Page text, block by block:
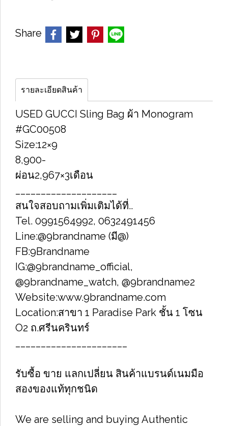
Share
รายละเอียดสินค้า
U​S​E​D​ GUCCI Sling Bag​ ผ้า Monogram
#GC00508
Size​:12×9
8,900-
ผ่อน2,967×3เดือน
สนใจสอบถามเพิ่มเติมได้ที่..
Tel. 0991564992, 0632491456
Line:@9brandname (มี@)
FB:9Brandname
IG:@9brandname_official,
@9brandname_watch, @9brandname2
Website:www.9brandname.com
Location:สาขา​ 1 Paradise Park ชั้น​ 1 โซน​
O2​ ถ.ศรี​นครินทร์​
รับซื้อ​ ขาย​​ แลกเปลี่ยน​ สินค้าแบรนด์เนม​มือ
สองของแท้ทุกชนิด
We are selling and buying Authentic